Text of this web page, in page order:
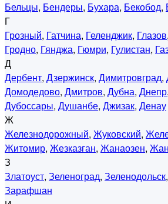
Бельцы, Бендеры, Бухара, Бекобод,
Г
Грозный, Гатчина, Геленджик, Глазов,
Гродно, Гянджа, Гюмри, Гулистан,
Д
Дербент, Дзержинск, Димитровград,
Домодедово, Дмитров, Дубна, Днепр,
Дубоссары, Душанбе, Джизак, Денау
Ж
Железнодорожный, Жуковский,
Житомир, Жезказган, Жанаозен,
З
Златоуст, Зеленоград, Зеленодольск,
Зарафшан